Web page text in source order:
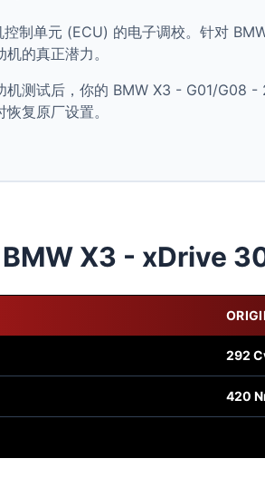
控制单元 (ECU) 的电子调校。针对
的真正潜力。
机测试后，你的 BMW X3 - G01/G08
复原厂设置。
BMW X3 - xDrive
292
420